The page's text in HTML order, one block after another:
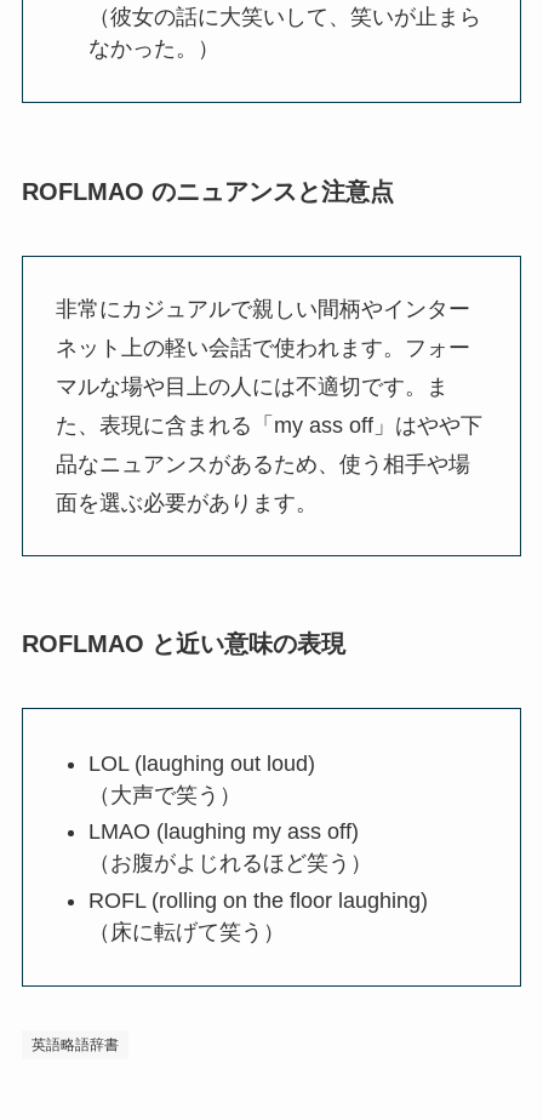
（彼女の話に大笑いして、笑いが止まら
なかった。）
ROFLMAO のニュアンスと注意点
非常にカジュアルで親しい間柄やインター
ネット上の軽い会話で使われます。フォー
マルな場や目上の人には不適切です。ま
た、表現に含まれる「my ass off」はやや下
品なニュアンスがあるため、使う相手や場
面を選ぶ必要があります。
ROFLMAO と近い意味の表現
LOL (laughing out loud)
（大声で笑う）
LMAO (laughing my ass off)
（お腹がよじれるほど笑う）
ROFL (rolling on the floor laughing)
（床に転げて笑う）
英語略語辞書